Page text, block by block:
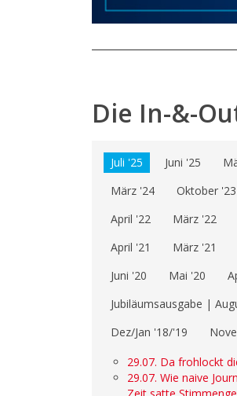
Die In-&-
Juli '25 Juni '25
März '24
Oktober '23
April '22
März '22
April '21
März '21
Juni '20
Mai '20
Jubiläumsausgabe |
Dez/Jan '18/'19
29.07. Da frohlockt
29.07. Wie naive